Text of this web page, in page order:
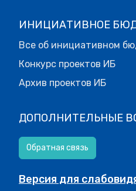
ИНИЦИАТИВНОЕ
Все об инициативном
Конкурс проектов ИБ
Архив проектов ИБ
ДОПОЛНИТЕЛЬНЫЕ
Обратная связь
Версия для